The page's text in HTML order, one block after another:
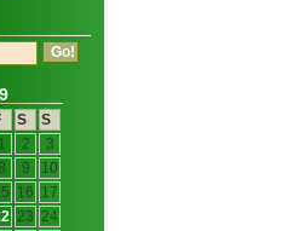
S
S
1
2
3
9
10
16 17
23 24